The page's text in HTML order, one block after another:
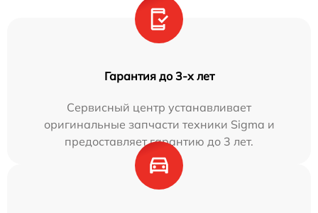
Гарантия до 3-х лет
Сервисный центр устанавливает
оригинальные запчасти техники Sigma и
предоставляет гарантию до 3 лет.